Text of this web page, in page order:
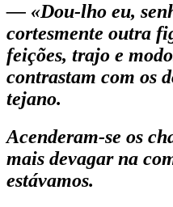
— «Dou-lho eu,
cortesmente outra
feições, trajo e
contrastam com os
tejano.
Acenderam-se os
mais devagar na
estávamos.